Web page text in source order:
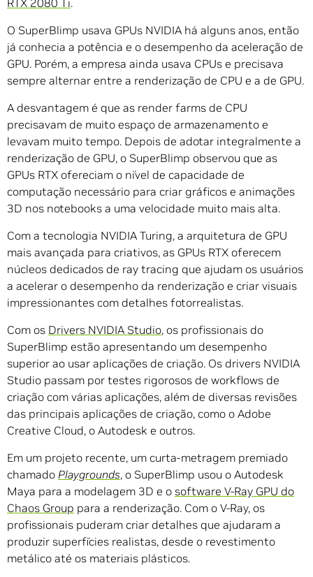
RTX 2080 Ti.
O SuperBlimp usava GPUs NVIDIA há alguns anos, então
já conhecia a potência e o desempenho da aceleração de
GPU. Porém, a empresa ainda usava CPUs e precisava
sempre alternar entre a renderização de CPU e a de GPU.
A desvantagem é que as render farms de CPU
precisavam de muito espaço de armazenamento e
levavam muito tempo. Depois de adotar integralmente a
renderização de GPU, o SuperBlimp observou que as
GPUs RTX ofereciam o nível de capacidade de
computação necessário para criar gráficos e animações
3D nos notebooks a uma velocidade muito mais alta.
Com a tecnologia NVIDIA Turing, a arquitetura de GPU
mais avançada para criativos, as GPUs RTX oferecem
núcleos dedicados de ray tracing que ajudam os usuários
a acelerar o desempenho da renderização e criar visuais
impressionantes com detalhes fotorrealistas.
Com os Drivers NVIDIA Studio, os profissionais do
SuperBlimp estão apresentando um desempenho
superior ao usar aplicações de criação. Os drivers NVIDIA
Studio passam por testes rigorosos de workflows de
criação com várias aplicações, além de diversas revisões
das principais aplicações de criação, como o Adobe
Creative Cloud, o Autodesk e outros.
Em um projeto recente, um curta-metragem premiado
chamado Playgrounds, o SuperBlimp usou o Autodesk
Maya para a modelagem 3D e o software V-Ray GPU do
Chaos Group para a renderização. Com o V-Ray, os
profissionais puderam criar detalhes que ajudaram a
produzir superfícies realistas, desde o revestimento
metálico até os materiais plásticos.